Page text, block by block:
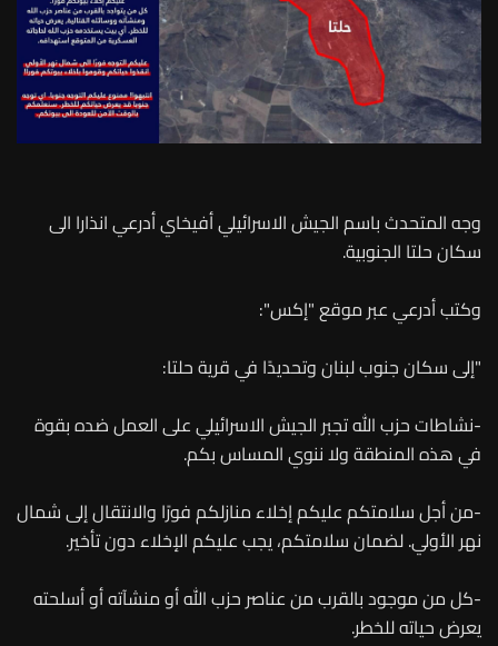
وجه المتحدث باسم الجيش الاسرائيلي أفيخاي أدرعي انذارا الى
سكان حلتا الجنوبية.
وكتب أدرعي عبر موقع "إكس":
"إلى سكان جنوب لبنان وتحديدًا في قرية حلتا:
-نشاطات حزب الله تجبر الجيش الاسرائيلي على العمل ضده بقوة
في هذه المنطقة ولا ننوي المساس بكم.
-من أجل سلامتكم عليكم إخلاء منازلكم فورًا والانتقال إلى شمال
نهر الأولي. لضمان سلامتكم، يجب عليكم الإخلاء دون تأخير.
-كل من موجود بالقرب من عناصر حزب الله أو منشآته أو أسلحته
يعرض حياته للخطر.